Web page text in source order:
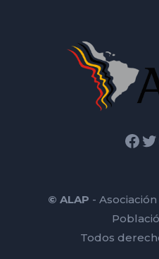
Facebook Twitter
© ALAP -
Todos